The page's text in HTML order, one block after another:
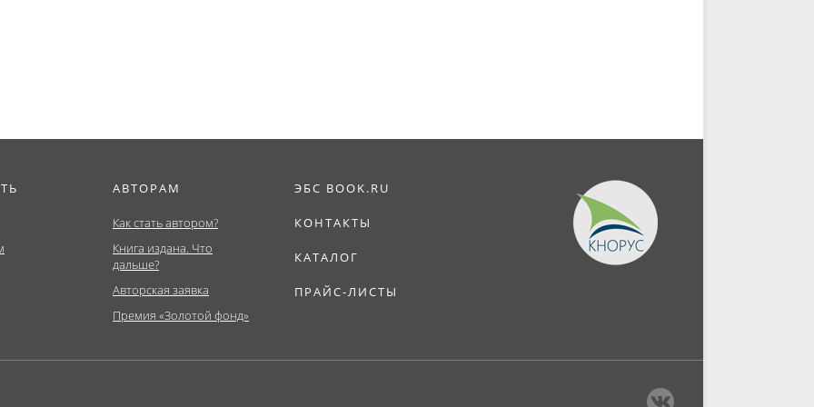
АВТОРАМ
Как стать автором?
Книга издана. Что
дальше?
Авторская заявка
Премия «Золотой фонд»
ЭБС BOOK.RU
КОНТАКТЫ
КАТАЛОГ
ПРАЙС-ЛИСТЫ